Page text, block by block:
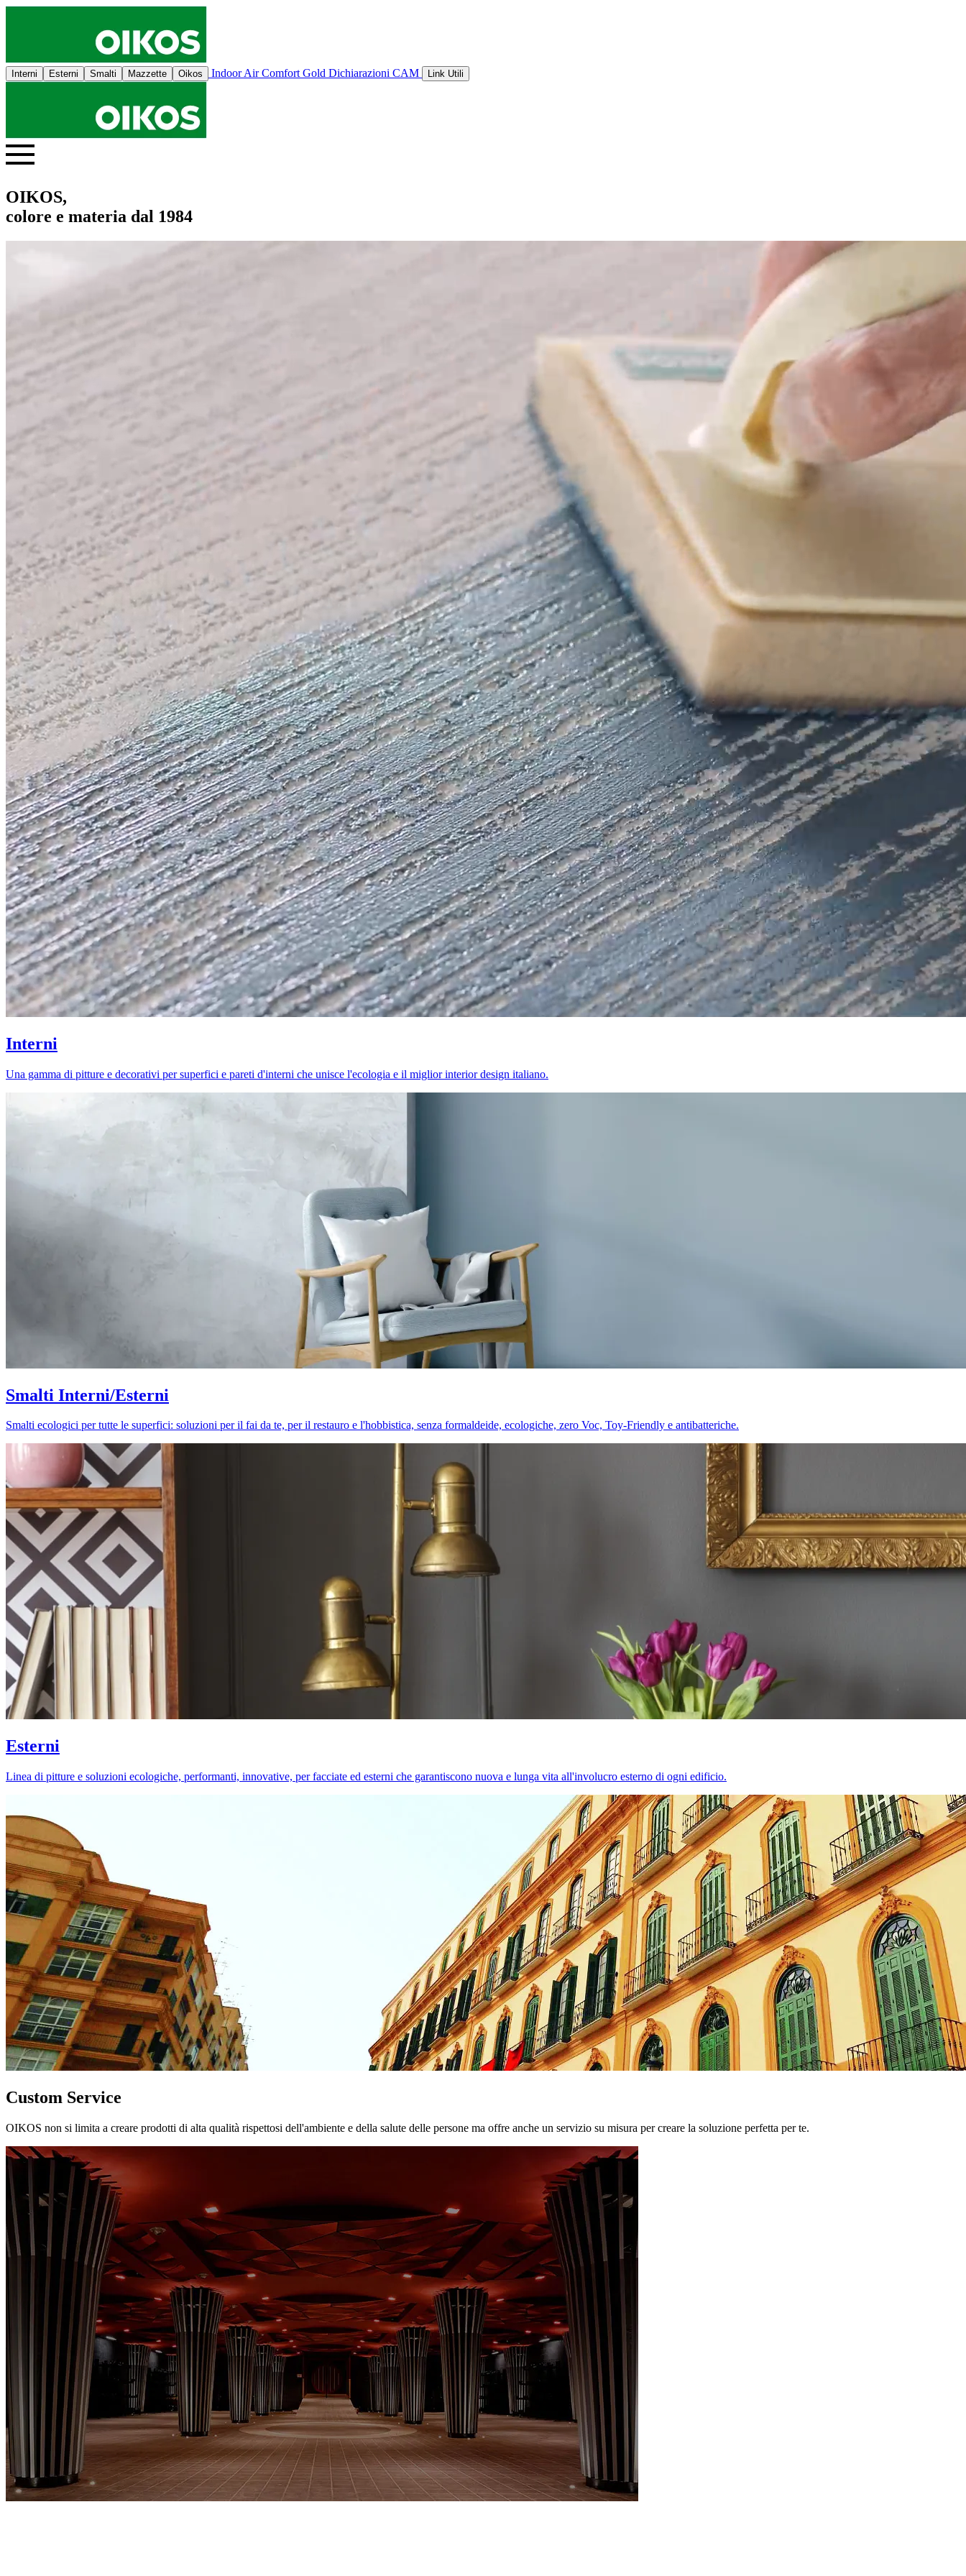
Interni Esterni Smalti Mazzette Oikos Indoor Air Comfort Gold Dichiarazioni CAM Link Utili
OIKOS,
colore e materia dal 1984
Interni
Una gamma di pitture e decorativi per superfici e pareti d'interni che unisce l'ecologia e il miglior interior design italiano.
Smalti Interni/Esterni
Smalti ecologici per tutte le superfici: soluzioni per il fai da te, per il restauro e l'hobbistica, senza formaldeide, ecologiche, zero Voc, Toy-Friendly e antibatteriche.
Esterni
Linea di pitture e soluzioni ecologiche, performanti, innovative, per facciate ed esterni che garantiscono nuova e lunga vita all'involucro esterno di ogni edificio.
Custom Service
OIKOS non si limita a creare prodotti di alta qualità rispettosi dell'ambiente e della salute delle persone ma offre anche un servizio su misura per creare la soluzione perfetta per te.